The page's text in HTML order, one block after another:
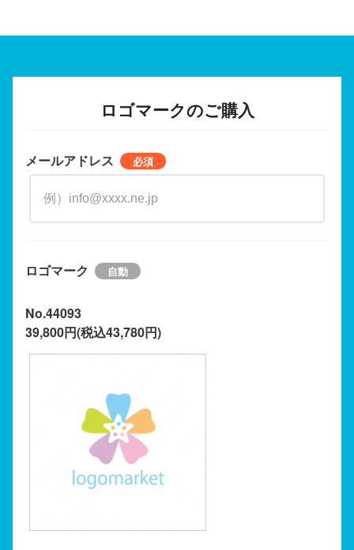
ロゴマークのご購入
メールアドレス
ロゴマーク
No.44093
39,800円(税込43,780円)